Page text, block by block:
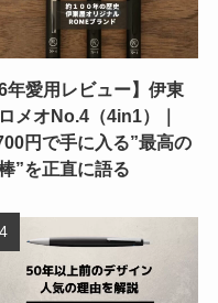
6年愛用レビュー】伊東
メオNo.4（4in1）｜
円で手に入る”最高の
”を正直に語る